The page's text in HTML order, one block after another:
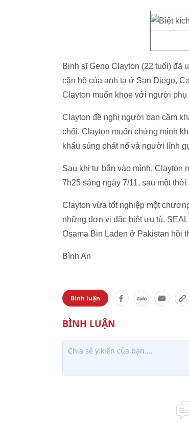
Binh sĩ Geno Clayton (22 tuổi) đã
căn hộ của anh ta ở San Diego,
Clayton muốn khoe với người phụ
Clayton đề nghị người bạn cầm
chối, Clayton muốn chứng minh
khẩu súng phát nổ và người lính
Sau khi tự bắn vào mình, Clayton
7h25 sáng ngày 7/11, sau một
Clayton vừa tốt nghiệp một
những đơn vị đặc biệt ưu tú.
Osama Bin Laden ở Pakistan hồi
Bình An
Bình luận